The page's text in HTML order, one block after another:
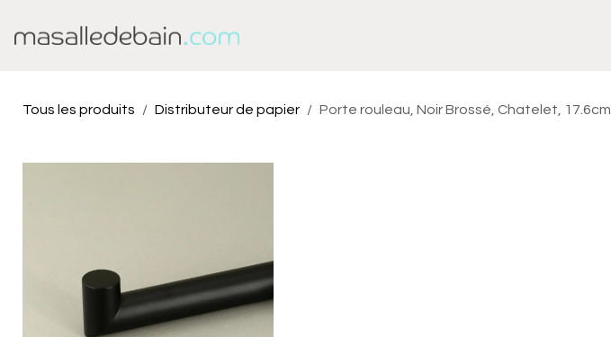
Tous les produits Distributeur de papier Porte rouleau, Noir Brossé, Chatelet, 17.6cm